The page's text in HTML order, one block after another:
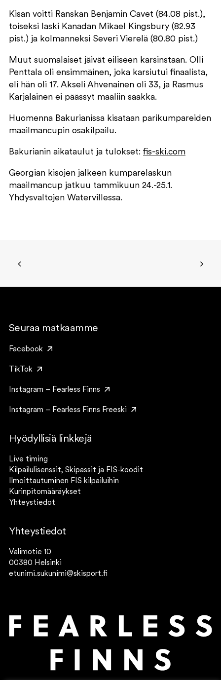
Kisan voitti Ranskan Benjamin Cavet (84.08 pist.),
toiseksi laski Kanadan Mikael Kingsbury (82.93
pist.) ja kolmanneksi Severi Vierelä (80.80 pist.)
Muut suomalaiset jäivät eiliseen karsinstaan. Olli
Penttala oli ensimmäinen, joka karsiutui finaalista,
eli hän oli 17. Akseli Ahvenainen oli 33, ja Rasmus
Karjalainen ei päässyt maaliin saakka.
Huomenna Bakurianissa kisataan parikumpareiden
maailmancupin osakilpailu.
Bakurianin aikataulut ja tulokset: fis-ski.com
Georgian kisojen jälkeen kumparelaskun
maailmancup jatkuu tammikuun 24.-25.1.
Yhdysvaltojen Watervillessa.
Seuraa matkaamme
Facebook
TikTok
Instagram – Fearless Finns
Instagram – Fearless Finns Freeski
Hyödyllisiä linkkejä
Live timing
Kilpailulisenssit, Skipassit ja FIS-koodit
Ilmoittautuminen FIS kilpailuihin
Kurinpitomääräykset
Yhteystiedot
Yhteystiedot
Valimotie 10
00380 Helsinki
etunimi.sukunimi@skisport.fi